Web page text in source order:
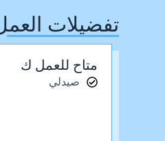
تفضيلات
متاح للعمل ك
صيدلي